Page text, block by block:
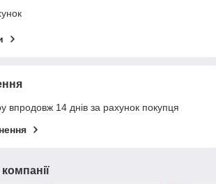
впродовж 14 днів за рахунок покупця